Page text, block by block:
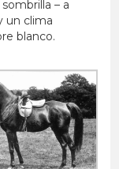
– a
un clima
blanco.